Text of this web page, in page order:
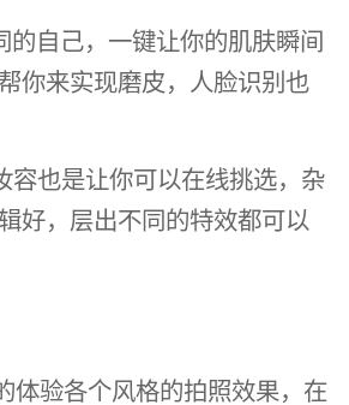
的自己，一键让你的肌肤瞬间
你来实现磨皮，人脸识别也
容也是让你可以在线挑选，杂
好，层出不同的特效都可以
体验各个风格的拍照效果，在